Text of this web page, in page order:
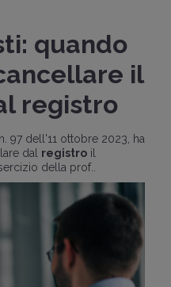
quando
il
registro
97 dell'11 ottobre 2023, ha
dal registro il
della prof..